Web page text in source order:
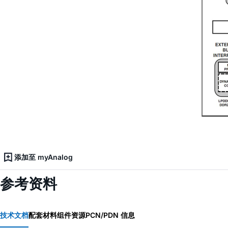
添加至 myAnalog
参考资料
技术文档配套材料组件资源PCN/PDN 信息